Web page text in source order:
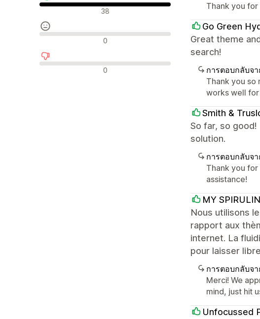
รีวิวเชิงบวก 38
รีวิวที่เป็นกลาง 0
รีวิวเชิงลบ 0
Thank you
Go Green
Great theme
search!
การตอบกลับจ
Thank you so
works well
Smith &
So far, so
solution.
การตอบกลับจ
Thank you
assistance!
MY
Nous utilisons
rapport aux
internet. La
pour laisser
การตอบกลับจ
Merci! We
mind, just hit
Unfocussed